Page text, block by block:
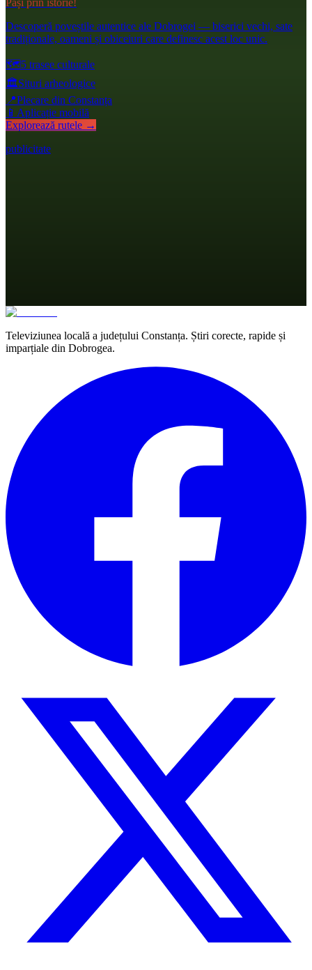
Pași prin istorie!
Descoperă poveștile autentice ale Dobrogei — biserici vechi, sate
tradiționale, oameni și obiceiuri care definesc acest loc unic.
🗺️5 trasee culturale
🏛️Situri arheologice
📍Plecare din Constanța
📱 Aplicație mobilă
Explorează rutele →
publicitate
Televiziunea locală a județului Constanța. Știri corecte, rapide și
imparțiale din Dobrogea.